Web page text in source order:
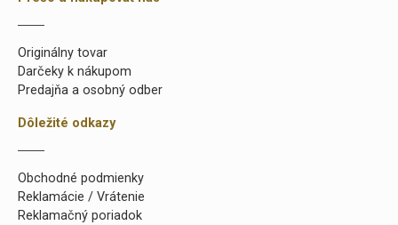
Originálny tovar
Darčeky k nákupom
Predajňa a osobný odber
Dôležité odkazy
Obchodné podmienky
Reklamácie / Vrátenie
Reklamačný poriadok